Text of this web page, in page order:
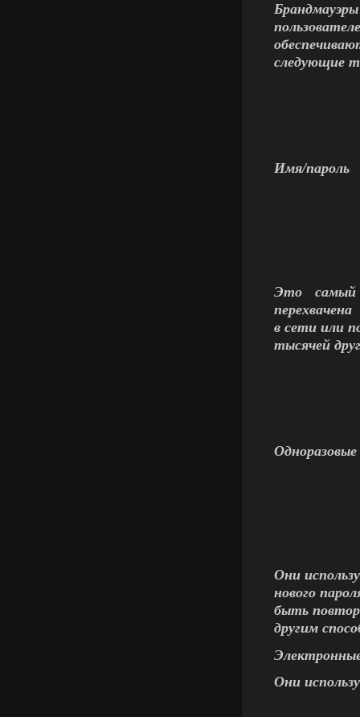
следующие
Имя/пароль
Это
перехвачена
в сети или
тысячей
Они
нового
быть
другим
Они